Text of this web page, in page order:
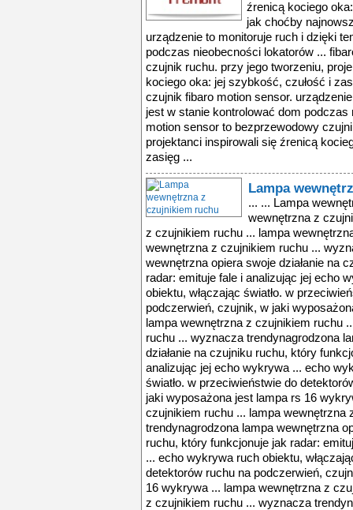
źrenicą kociego
jak choćby
urządzenie to monitoruje ruch i dzięki
podczas nieobecności lokatorów ...
czujnik ruchu. przy jego tworzeniu,
kociego oka: jej szybkość, czułość i
czujnik fibaro motion sensor.
jest w stanie kontrolować dom
motion sensor to bezprzewodowy
projektanci inspirowali się źrenicą
zasięg ...
Lampa
... ... Lampa
wewnętrzna z
z czujnikiem ruchu ... lampa
wewnętrzna z czujnikiem ruchu ...
wewnętrzna opiera swoje działanie na
radar: emituje fale i analizując jej echo
obiektu, włączając światło. w
podczerwień, czujnik, w jaki
lampa wewnętrzna z czujnikiem ruchu
ruchu ... wyznacza trendynagrodzona
działanie na czujniku ruchu, który
analizując jej echo wykrywa ... echo
światło. w przeciwieństwie do
jaki wyposażona jest lampa rs 16
czujnikiem ruchu ... lampa
trendynagrodzona lampa wewnętrzna
ruchu, który funkcjonuje jak radar:
... echo wykrywa ruch obiektu,
detektorów ruchu na podczerwień,
16 wykrywa ... lampa wewnętrzna z
z czujnikiem ruchu ... wyznacza